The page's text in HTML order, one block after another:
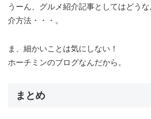
うーん、グルメ紹介記事としてはどう
介方法・・・。
ま、細かいことは気にしない！
ホーチミンのブログなんだから。
まとめ